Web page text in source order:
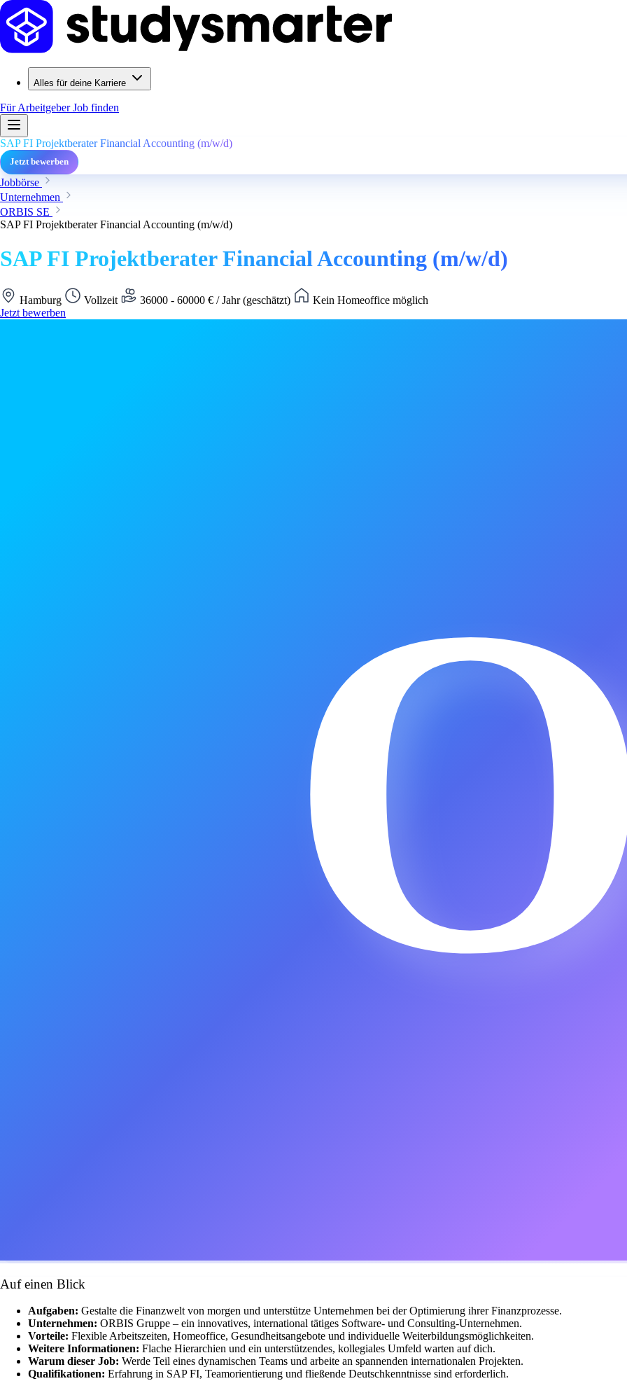
Alles für deine Karriere
Für ArbeitgeberJob finden
SAP FI Projektberater Financial Accounting (m/w/d)
Jetzt bewerben
Jobbörse
Unternehmen
ORBIS SE
SAP FI Projektberater Financial Accounting (m/w/d)
SAP FI Projektberater Financial Accounting (m/w/d)
Hamburg Vollzeit 36000 - 60000 € / Jahr (geschätzt)
Kein Homeoffice möglich
Jetzt bewerben
Auf einen Blick
Aufgaben: Gestalte die Finanzwelt von morgen und unterstütze Unternehmen bei der Optimierung ihrer Finanzprozesse.
Unternehmen: ORBIS Gruppe – ein innovatives, international tätiges Software- und Consulting-Unternehmen.
Vorteile: Flexible Arbeitszeiten, Homeoffice, Gesundheitsangebote und individuelle Weiterbildungsmöglichkeiten.
Weitere Informationen: Flache Hierarchien und ein unterstützendes, kollegiales Umfeld warten auf dich.
Warum dieser Job: Werde Teil eines dynamischen Teams und arbeite an spannenden internationalen Projekten.
Qualifikationen: Erfahrung in SAP FI, Teamorientierung und fließende Deutschkenntnisse sind erforderlich.